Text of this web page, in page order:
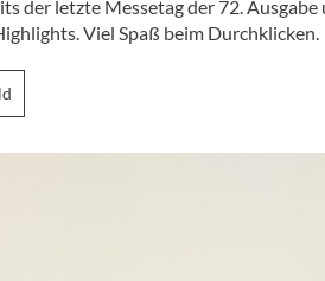
der letzte Messetag der 72.
Viel Spaß beim Durchklicken.